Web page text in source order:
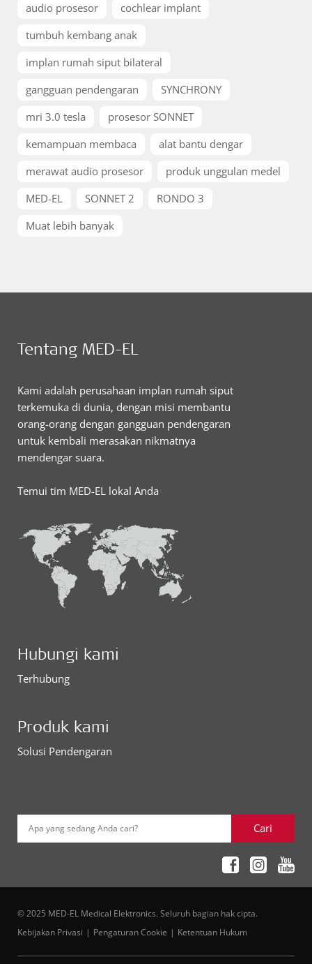
audio prosesor
cochlear implant
tumbuh kembang anak
implan rumah siput bilateral
gangguan pendengaran
SYNCHRONY
mri 3.0 tesla
prosesor SONNET
kemampuan membaca
alat bantu dengar
merawat audio prosesor
produk unggulan medel
MED-EL
SONNET 2
RONDO 3
Muat lebih banyak
Tentang MED-EL
Kami adalah perusahaan implan rumah siput
terkemuka di dunia, dengan misi membantu
orang-orang dengan gangguan pendengaran
untuk kembali merasakan nikmatnya
mendengar suara.
Temui tim MED-EL lokal Anda
Hubungi kami
Terhubung
Produk kami
Solusi Pendengaran
Apa yang sedang Anda cari? Cari
© 2025 MED-EL Medical Elektronics. Seluruh bagian hak cipta.
Kebijakan Privasi
Pengaturan Cookie Ketentuan Hukum